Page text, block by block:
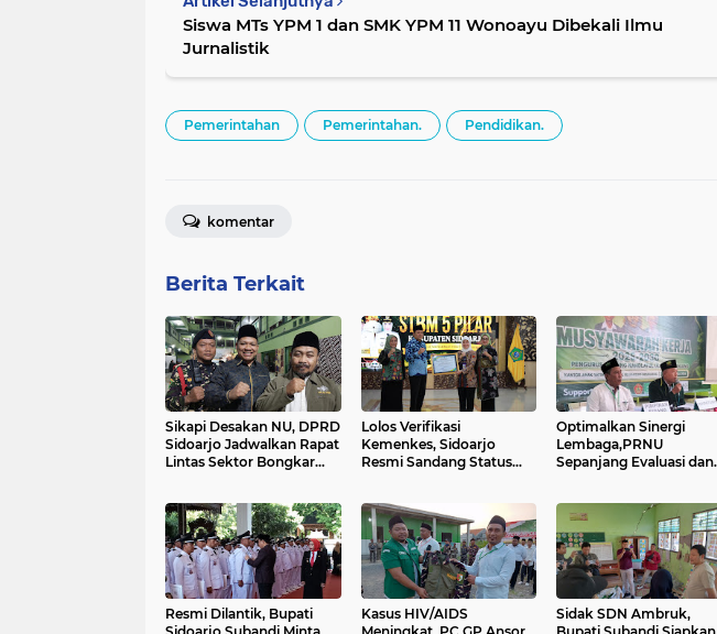
Siswa MTs YPM 1 dan SMK YPM 11 Wonoayu Dibekali Ilmu
Jurnalistik
Pemerintahan Pemerintahan. Pendidikan.
komentar
Berita Terkait
Sikapi Desakan NU, DPRD
Sidoarjo Jadwalkan Rapat
Lintas Sektor Bongkar
Lolos Verifikasi
Kemenkes, Sidoarjo
Resmi Sandang Status
Optimalkan Sinergi
Lembaga,PRNU
Sepanjang Evaluasi dan
Resmi Dilantik, Bupati
Kasus HIV/AIDS
Sidak SDN Ambruk,